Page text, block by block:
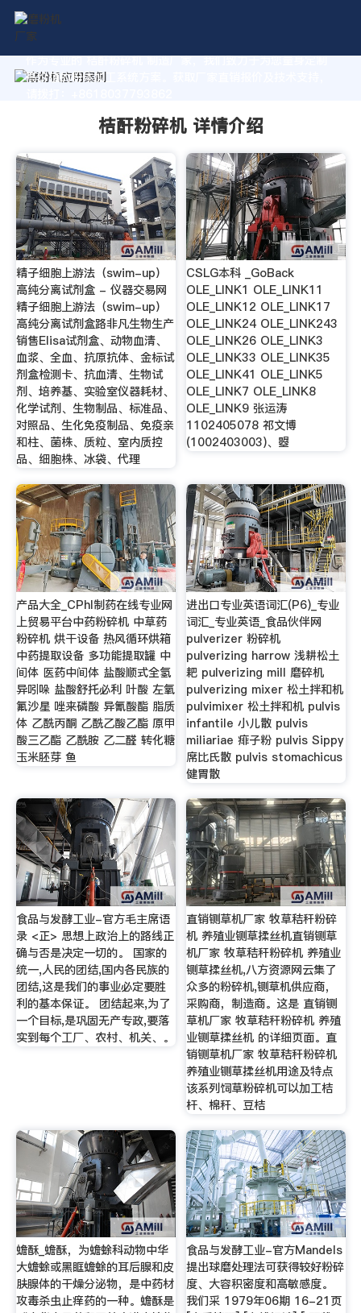
作为专业的 桔酐粉碎机 制造厂家，我们致力于为您量身定制
高价值的粉体加工系统方案。获取厂家直销报价及技术支持，
桔酐粉碎机 详情介绍
精子细胞上游法（swim-up）
高纯分离试剂盒 - 仪器交易网
精子细胞上游法（swim-up）
高纯分离试剂盒路非凡生物生产
销售Elisa试剂盒、动物血清、
血浆、全血、抗原抗体、金标试
剂盒检测卡、抗血清、生物试
剂、培养基、实验室仪器耗材、
化学试剂、生物制品、标准品、
对照品、生化免疫制品、免疫亲
和柱、菌株、质粒、室内质控
品、细胞株、冰袋、代理
CSLG本科 _GoBack
OLE_LINK1 OLE_LINK11
OLE_LINK12 OLE_LINK17
OLE_LINK24 OLE_LINK243
OLE_LINK26 OLE_LINK3
OLE_LINK33 OLE_LINK35
OLE_LINK41 OLE_LINK5
OLE_LINK7 OLE_LINK8
OLE_LINK9 张运涛
1102405078 祁文博
(1002403003)、曌
产品大全_CPhI制药在线专业网
上贸易平台中药粉碎机 中草药
粉碎机 烘干设备 热风循环烘箱
中药提取设备 多功能提取罐 中
间体 医药中间体 盐酸顺式全氢
异吲哚 盐酸舒托必利 叶酸 左氧
氟沙星 唑来磷酸 异氰酸酯 脂质
体 乙酰丙酮 乙酰乙酸乙酯 原甲
酸三乙酯 乙酰胺 乙二醛 转化糖
玉米胚芽 鱼
进出口专业英语词汇(P6)_专业
词汇_专业英语_食品伙伴网
pulverizer 粉碎机
pulverizing harrow 浅耕松土
耙 pulverizing mill 磨碎机
pulverizing mixer 松土拌和机
pulvimixer 松土拌和机 pulvis
infantile 小儿散 pulvis
miliariae 痱子粉 pulvis Sippy
席比氏散 pulvis stomachicus
健胃散
食品与发酵工业-官方毛主席语
录 <正> 思想上政治上的路线正
确与否是决定一切的。 国家的
统一,人民的团结,国内各民族的
团结,这是我们的事业必定要胜
利的基本保证。 团结起来,为了
一个目标,是巩固无产专政,要落
实到每个工厂、农村、机关、。
直销铡草机厂家 牧草秸秆粉碎
机 养殖业铡草揉丝机直销铡草
机厂家 牧草秸秆粉碎机 养殖业
铡草揉丝机,八方资源网云集了
众多的粉碎机,铡草机供应商，
采购商，制造商。这是 直销铡
草机厂家 牧草秸秆粉碎机 养殖
业铡草揉丝机 的详细页面。直
销铡草机厂家 牧草秸秆粉碎机
养殖业铡草揉丝机用途及特点
该系列饲草粉碎机可以加工桔
杆、棉秆、豆桔
蟾酥_蟾酥，为蟾蜍科动物中华
大蟾蜍或黑眶蟾蜍的耳后腺和皮
肤腺体的干燥分泌物，是中药材
攻毒杀虫止痒药的一种。蟾酥是
食品与发酵工业-官方Mandels
提出球磨处理法可获得较好粉碎
度、大容积密度和高敏感度。
我们采 1979年06期 16-21页